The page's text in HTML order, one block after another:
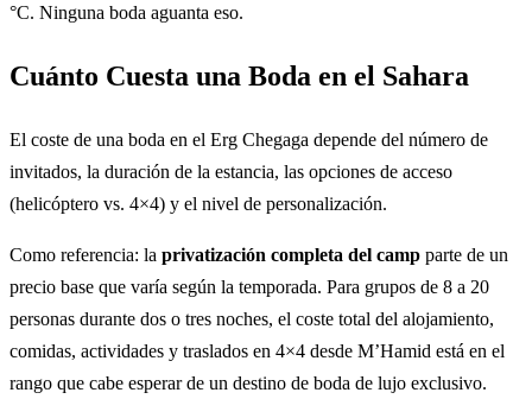
°C. Ninguna boda aguanta eso.
Cuánto Cuesta una Boda en el Sahara
El coste de una boda en el Erg Chegaga depende del número de
invitados, la duración de la estancia, las opciones de acceso
(helicóptero vs. 4×4) y el nivel de personalización.
Como referencia: la privatización completa del camp parte de un
precio base que varía según la temporada. Para grupos de 8 a 20
personas durante dos o tres noches, el coste total del alojamiento,
comidas, actividades y traslados en 4×4 desde M’Hamid está en el
rango que cabe esperar de un destino de boda de lujo exclusivo.